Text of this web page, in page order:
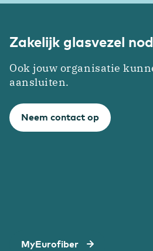
Zakelijk glasvezel
Ook jouw organisatie
aansluiten.
Neem contact op
MyEurofiber